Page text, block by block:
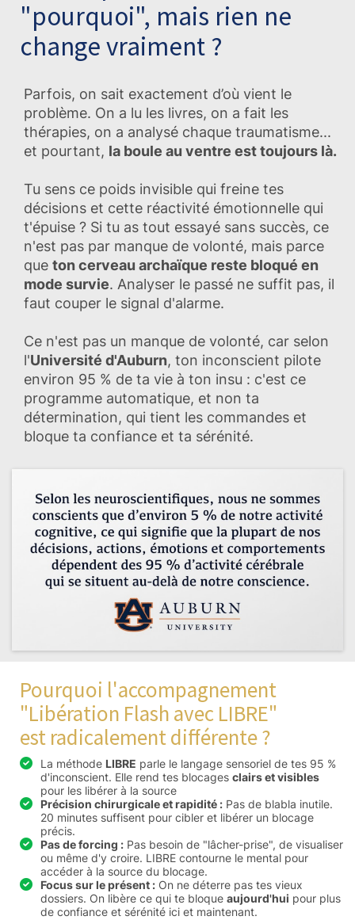
"pourquoi", mais rien ne
change vraiment ?
Parfois, on sait exactement d’où vient le
problème. On a lu les livres, on a fait les
thérapies, on a analysé chaque traumatisme...
et pourtant, la boule au ventre est toujours là.
Tu sens ce poids invisible qui freine tes
décisions et cette réactivité émotionnelle qui
t'épuise ? Si tu as tout essayé sans succès, ce
n'est pas par manque de volonté, mais parce
que ton cerveau archaïque reste bloqué en
mode survie. Analyser le passé ne suffit pas, il
faut couper le signal d'alarme.
Ce n'est pas un manque de volonté, car selon
l'Université d'Auburn, ton inconscient pilote
environ 95 % de ta vie à ton insu : c'est ce
programme automatique, et non ta
détermination, qui tient les commandes et
bloque ta confiance et ta sérénité.
Pourquoi l'accompagnement
"Libération Flash avec LIBRE"
est radicalement différente ?
La méthode LIBRE parle le langage sensoriel de tes 95 %
d'inconscient. Elle rend tes blocages clairs et visibles
pour les libérer à la source
Précision chirurgicale et rapidité : Pas de blabla inutile.
20 minutes suffisent pour cibler et libérer un blocage
précis.
Pas de forcing : Pas besoin de "lâcher-prise", de visualiser
ou même d'y croire. LIBRE contourne le mental pour
accéder à la source du blocage.
Focus sur le présent : On ne déterre pas tes vieux
dossiers. On libère ce qui te bloque aujourd'hui pour plus
de confiance et sérénité ici et maintenant.